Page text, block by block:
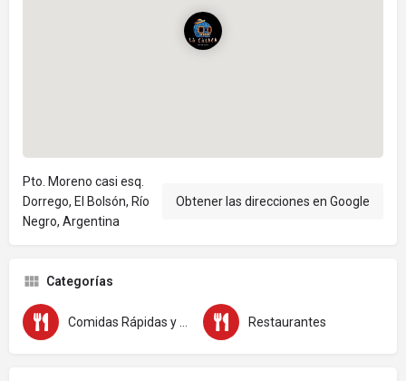
Pto. Moreno casi esq.
Dorrego, El Bolsón, Río
Negro, Argentina
Obtener las direcciones en Google
Categorías
Restaurantes